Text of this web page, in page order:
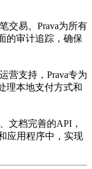
交易。Prava为所有
的审计追踪，确保
营支持，Prava专为
理本地支付方式和
文档完善的API，
应用程序中，实现